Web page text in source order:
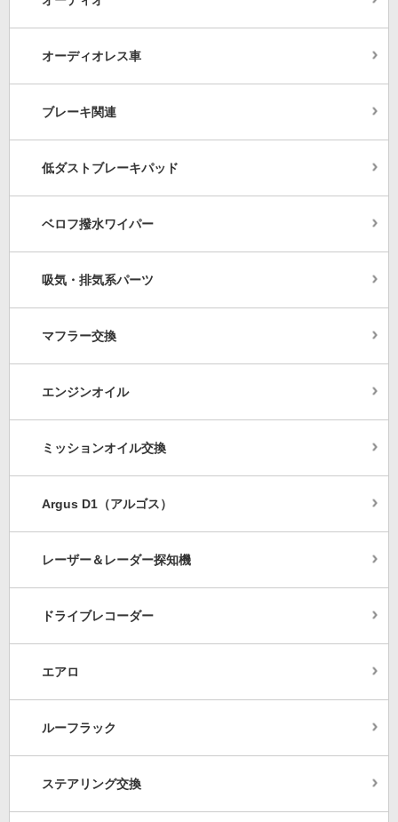
オーディオレス車
ブレーキ関連
低ダストブレーキパッド
ベロフ撥水ワイパー
吸気・排気系パーツ
マフラー交換
エンジンオイル
ミッションオイル交換
Argus D1（アルゴス）
レーザー＆レーダー探知機
ドライブレコーダー
エアロ
ルーフラック
ステアリング交換